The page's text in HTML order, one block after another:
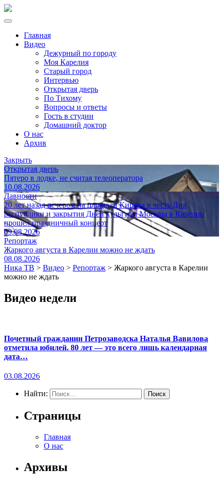
Главная
Видео
Дежурный по городу
Моя Карелия
Старый город
Интервью
Открытая дверь
По Тихому
Вопросы и ответы
Гость в студии
Домашний доктор
О нас
Архив
Закрыть
Открытая дверь
Пятеро в лодке, не считая телеоператора
10.08.2026
Давности
20 лет назад вечером на площади Кирова в честь Дня
республики и закрытия Дней культуры Москвы в Карелии
прошел праздничный концерт
09.08.2026
Репортаж
Жаркого августа в Карелии можно не ждать
08.08.2026
Ника ТВ > Видео > Репортаж > Жаркого августа в Карелии
можно не ждать
Видео недели
Почетный гражданин Петрозаводска Наталья Вавилова
отметила юбилей. 80 лет — это всего лишь календарная
дата…
03.08.2026
Найти:
Страницы
Главная
О нас
Архивы